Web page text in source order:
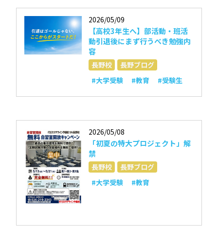
2026/05/09
【高校3年生へ】部活動・班活
動引退後にまず行うべき勉強内
容
長野校
長野ブログ
#大学受験
#教育 #受験生
2026/05/08
「初夏の特大プロジェクト」解
禁
長野校
長野ブログ
#大学受験
#教育